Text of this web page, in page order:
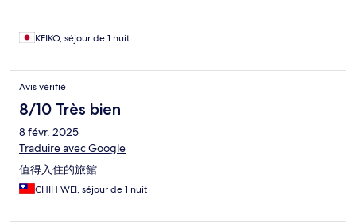
KEIKO, séjour de 1 nuit
Avis vérifié
8/10 Très bien
8 févr. 2025
Traduire avec Google
值得入住的旅館
CHIH WEI, séjour de 1 nuit